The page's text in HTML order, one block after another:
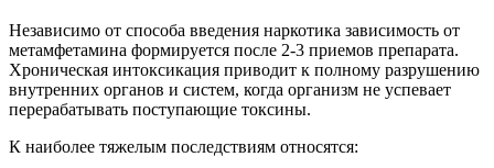
Независимо от способа введения наркотика зависимость от
метамфетамина формируется после 2-3 приемов препарата.
Хроническая интоксикация приводит к полному разрушению
внутренних органов и систем, когда организм не успевает
перерабатывать поступающие токсины.
К наиболее тяжелым последствиям относятся: